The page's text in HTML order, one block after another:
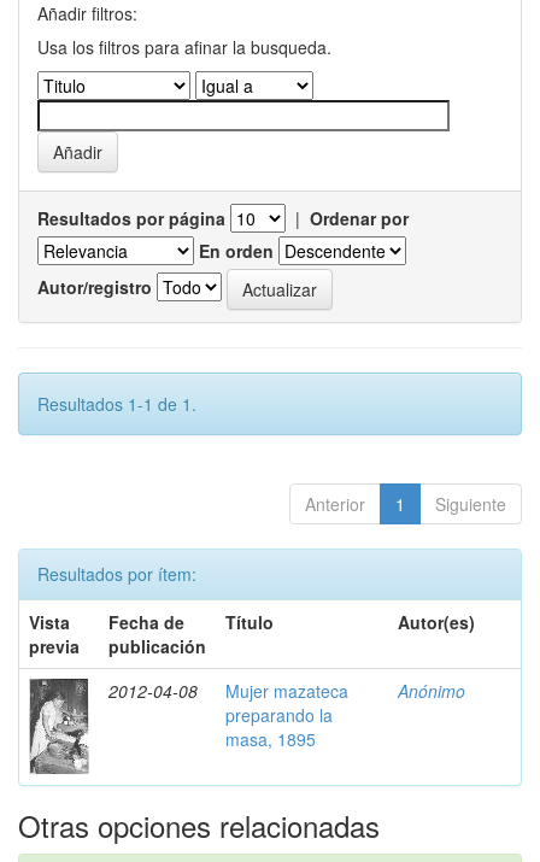
Añadir filtros:
Usa los filtros para afinar la busqueda.
Resultados por página | Ordenar por
En orden
Autor/registro
Resultados 1-1 de 1.
Anterior 1 Siguiente
Resultados por ítem:
Vista
previa
Fecha de
publicación
Título Autor(es)
2012-04-08
Mujer mazateca
preparando la
masa, 1895
Anónimo
Otras opciones relacionadas